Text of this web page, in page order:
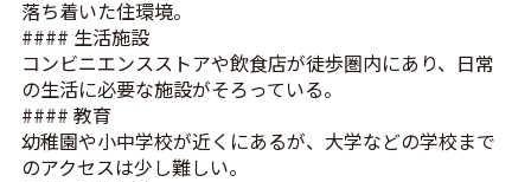
落ち着いた住環境。
#### 生活施設
コンビニエンスストアや飲食店が徒歩圏内にあり、日常
の生活に必要な施設がそろっている。
#### 教育
幼稚園や小中学校が近くにあるが、大学などの学校まで
のアクセスは少し難しい。